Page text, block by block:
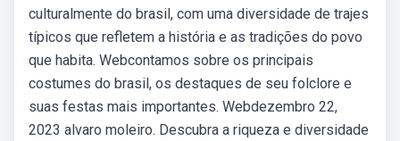
culturalmente do brasil, com uma diversidade de trajes
típicos que refletem a história e as tradições do povo
que habita. Webcontamos sobre os principais
costumes do brasil, os destaques de seu folclore e
suas festas mais importantes. Webdezembro 22,
2023 alvaro moleiro. Descubra a riqueza e diversidade